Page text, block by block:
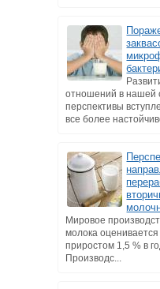
отношений в нашей
перспективы
все более
Мировое
молока
приростом 1,5 % в
Производс...